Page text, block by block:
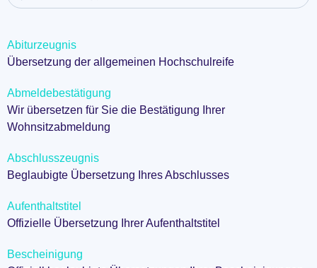
Abiturzeugnis
Übersetzung der allgemeinen Hochschulreife
Abmeldebestätigung
Wir übersetzen für Sie die Bestätigung Ihrer
Wohnsitzabmeldung
Abschlusszeugnis
Beglaubigte Übersetzung Ihres Abschlusses
Aufenthaltstitel
Offizielle Übersetzung Ihrer Aufenthaltstitel
Bescheinigung